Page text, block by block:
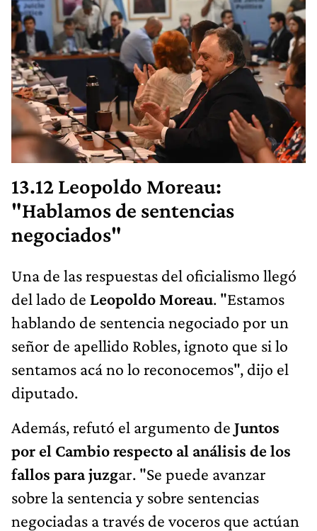
13.12 Leopoldo Moreau:
"Hablamos de sentencias
negociados"
Una de las respuestas del oficialismo llegó
del lado de Leopoldo Moreau. "Estamos
hablando de sentencia negociado por un
señor de apellido Robles, ignoto que si lo
sentamos acá no lo reconocemos", dijo el
diputado.
Además, refutó el argumento de Juntos
por el Cambio respecto al análisis de los
fallos para juzgar. "Se puede avanzar
sobre la sentencia y sobre sentencias
negociadas a través de voceros que actúan